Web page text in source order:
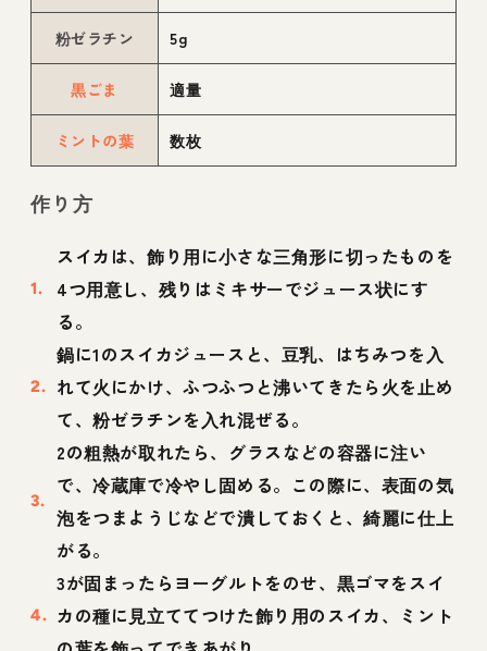
粉ゼラチン 5g
黒ごま 適量
ミントの葉 数枚
作り方
スイカは、飾り用に小さな三角形に切ったものを
4つ用意し、残りはミキサーでジュース状にす
る。
鍋に1のスイカジュースと、豆乳、はちみつを入
れて火にかけ、ふつふつと沸いてきたら火を止め
て、粉ゼラチンを入れ混ぜる。
2の粗熱が取れたら、グラスなどの容器に注い
で、冷蔵庫で冷やし固める。この際に、表面の気
泡をつまようじなどで潰しておくと、綺麗に仕上
がる。
3が固まったらヨーグルトをのせ、黒ゴマをスイ
カの種に見立ててつけた飾り用のスイカ、ミント